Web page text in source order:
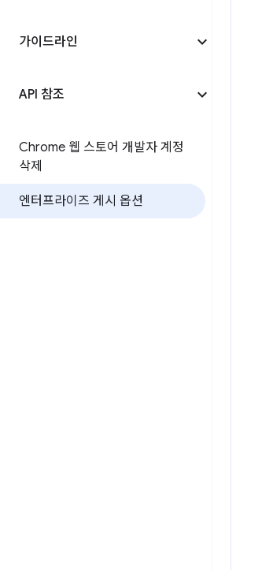
가이드라인
API 참조
Chrome 웹 스토어 개발자 계정
삭제
엔터프라이즈 게시 옵션